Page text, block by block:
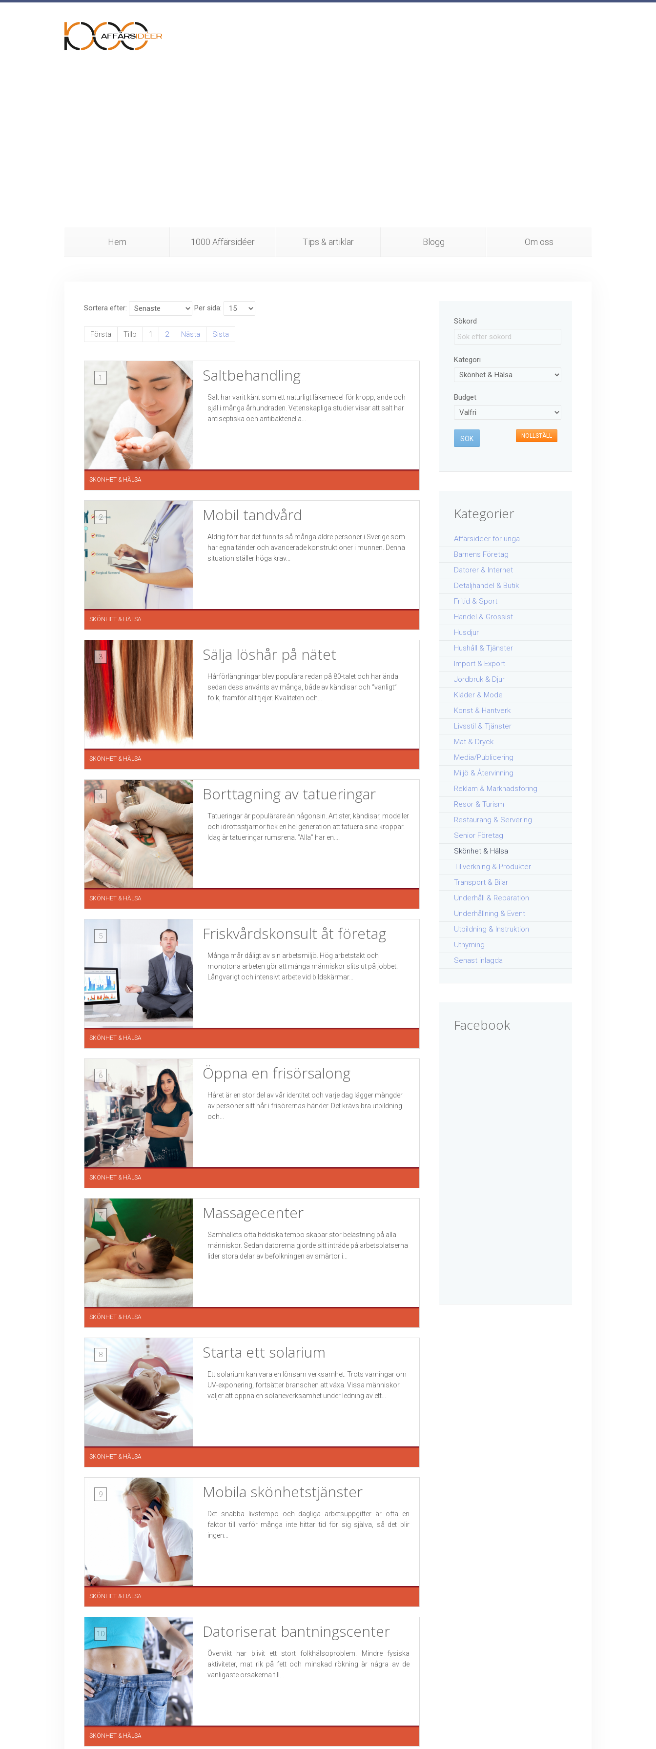
Hem 1000 Affärsidéer Tips & artiklar Blogg Om oss
Sortera efter Per sida
Första Tillb 1 2 Nästa Sista
1 Saltbehandling
Salt har varit känt som ett naturligt läkemedel för kropp, ande och
själ i många århundraden. Vetenskapliga studier visar att salt har
antiseptiska och antibakteriella...
SKÖNHET & HÄLSA
2 Mobil tandvård
Aldrig förr har det funnits så många äldre personer i Sverige som
har egna tänder och avancerade konstruktioner i munnen. Denna
situation ställer höga krav...
SKÖNHET & HÄLSA
3 Sälja löshår på nätet
Hårförlängningar blev populära redan på 80-talet och har ända
sedan dess använts av många, både av kändisar och “vanligt”
folk, framför allt tjejer. Kvaliteten och...
SKÖNHET & HÄLSA
4 Borttagning av tatueringar
Tatueringar är populärare än någonsin. Artister, kändisar, modeller
och idrottsstjärnor fick en hel generation att tatuera sina kroppar.
Idag är tatueringar rumsrena. ”Alla” har en....
SKÖNHET & HÄLSA
5 Friskvårdskonsult åt företag
Många mår dåligt av sin arbetsmiljö. Hög arbetstakt och
monotona arbeten gör att många människor slits ut på jobbet.
Långvarigt och intensivt arbete vid bildskärmar...
SKÖNHET & HÄLSA
6 Öppna en frisörsalong
Håret är en stor del av vår identitet och varje dag lägger mängder
av personer sitt hår i frisörernas händer. Det krävs bra utbildning
och...
SKÖNHET & HÄLSA
7 Massagecenter
Samhällets ofta hektiska tempo skapar stor belastning på alla
människor. Sedan datorerna gjorde sitt inträde på arbetsplatserna
lider stora delar av befolkningen av smärtor i...
SKÖNHET & HÄLSA
8 Starta ett solarium
Ett solarium kan vara en lönsam verksamhet. Trots varningar om
UV-exponering, fortsätter branschen att växa. Vissa människor
väljer att öppna en solarieverksamhet under ledning av ett...
SKÖNHET & HÄLSA
9 Mobila skönhetstjänster
Det snabba livstempo och dagliga arbetsuppgifter är ofta en
faktor till varför många inte hittar tid för sig själva, så det blir
ingen...
SKÖNHET & HÄLSA
10 Datoriserat bantningscenter
Övervikt har blivit ett stort folkhälsoproblem. Mindre fysiska
aktiviteter, mat rik på fett och minskad rökning är några av de
vanligaste orsakerna till...
SKÖNHET & HÄLSA
Sökord
Kategori
Budget
NOLLSTÄLL
Kategorier
Affärsideer för unga
Barnens Företag
Datorer & Internet
Detaljhandel & Butik
Fritid & Sport
Handel & Grossist
Husdjur
Hushåll & Tjänster
Import & Export
Jordbruk & Djur
Kläder & Mode
Konst & Hantverk
Livsstil & Tjänster
Mat & Dryck
Media/Publicering
Miljö & Återvinning
Reklam & Marknadsföring
Resor & Turism
Restaurang & Servering
Senior Företag
Skönhet & Hälsa
Tillverkning & Produkter
Transport & Bilar
Underhåll & Reparation
Underhållning & Event
Utbildning & Instruktion
Uthyrning
Senast inlagda
Facebook